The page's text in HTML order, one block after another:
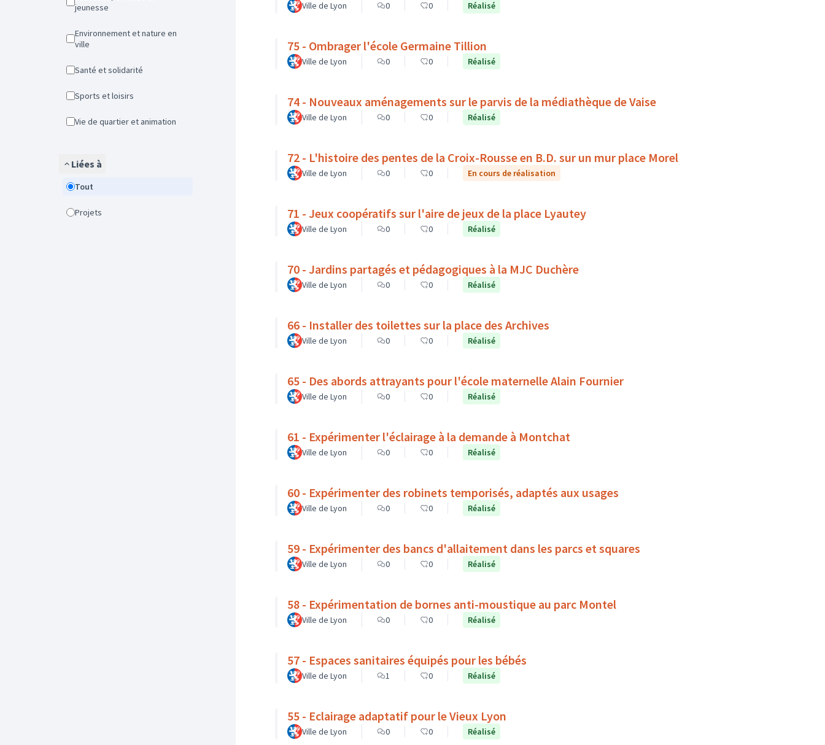
jeunesse
Environnement et nature en
ville
Santé et solidarité
Sports et loisirs
Vie de quartier et animation
Liées à
Tout
Projets
Ville de Lyon 0 0 Réalisé
75 - Ombrager l'école Germaine Tillion
Ville de Lyon 0 0 Réalisé
74 - Nouveaux aménagements sur le parvis de la médiathèque de Vaise
Ville de Lyon 0 0 Réalisé
72 - L'histoire des pentes de la Croix-Rousse en B.D. sur un mur place Morel
Ville de Lyon 0 0 En cours de réalisation
71 - Jeux coopératifs sur l'aire de jeux de la place Lyautey
Ville de Lyon 0 0 Réalisé
70 - Jardins partagés et pédagogiques à la MJC Duchère
Ville de Lyon 0 0 Réalisé
66 - Installer des toilettes sur la place des Archives
Ville de Lyon 0 0 Réalisé
65 - Des abords attrayants pour l'école maternelle Alain Fournier
Ville de Lyon 0 0 Réalisé
61 - Expérimenter l'éclairage à la demande à Montchat
Ville de Lyon 0 0 Réalisé
60 - Expérimenter des robinets temporisés, adaptés aux usages
Ville de Lyon 0 0 Réalisé
59 - Expérimenter des bancs d'allaitement dans les parcs et squares
Ville de Lyon 0 0 Réalisé
58 - Expérimentation de bornes anti-moustique au parc Montel
Ville de Lyon 0 0 Réalisé
57 - Espaces sanitaires équipés pour les bébés
Ville de Lyon 1 0 Réalisé
55 - Eclairage adaptatif pour le Vieux Lyon
Ville de Lyon 0 0 Réalisé